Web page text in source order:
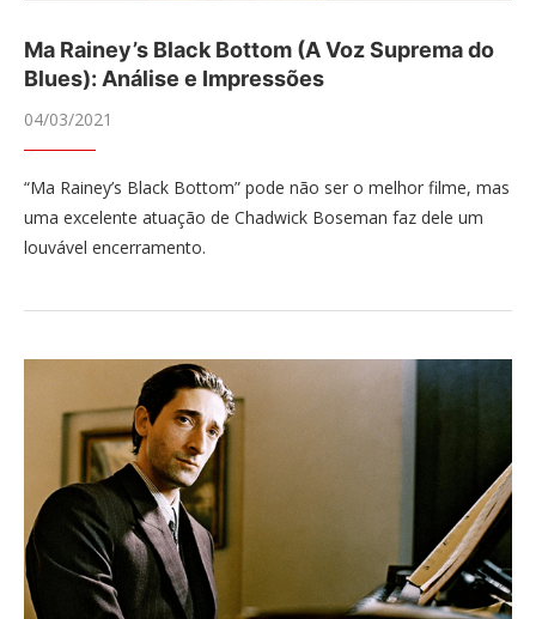
Ma Rainey’s Black Bottom (A Voz Suprema do
Blues): Análise e Impressões
04/03/2021
“Ma Rainey’s Black Bottom” pode não ser o melhor filme, mas
uma excelente atuação de Chadwick Boseman faz dele um
louvável encerramento.